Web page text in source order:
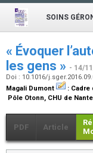
SOINS
« Évoquer
les gens » - 14/
Doi : 10.1016/
Magali Dumont
: Cadre
Pôle Otonn, CHU de
PDF Article